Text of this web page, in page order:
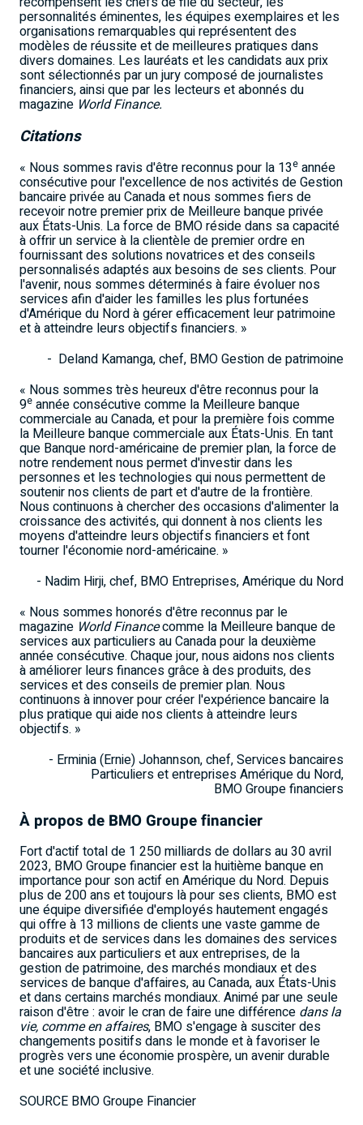
personnalités éminentes, les équipes exemplaires et les
organisations remarquables qui représentent des
modèles de réussite et de meilleures pratiques dans
divers domaines. Les lauréats et les candidats aux prix
sont sélectionnés par un jury composé de journalistes
financiers, ainsi que par les lecteurs et abonnés du
magazine World Finance.
Citations
« Nous sommes ravis d'être reconnus pour la 13e année
consécutive pour l'excellence de nos activités de Gestion
bancaire privée auCanadaet nous sommes fiers de
recevoir notre premier prix de Meilleure banque privée
aux États-Unis. La force de BMO réside dans sa capacité
à offrir un service à la clientèle de premier ordre en
fournissant des solutions novatrices et des conseils
personnalisés adaptés aux besoins de ses clients. Pour
l'avenir, nous sommes déterminés à faire évoluer nos
services afin d'aider les familles les plus fortunées
d'Amérique du Nord à gérer efficacement leur patrimoine
et à atteindre leurs objectifs financiers. »
- Deland Kamanga, chef, BMO Gestion de patrimoine
« Nous sommes très heureux d'être reconnus pour la
9e année consécutive comme la Meilleure banque
commerciale auCanada, et pour la première fois comme
la Meilleure banque commerciale aux États-Unis. En tant
que Banque nord-américaine de premier plan, la force de
notre rendement nous permet d'investir dans les
personnes et les technologies qui nous permettent de
soutenir nos clients de part et d'autre de la frontière.
Nous continuons à chercher des occasions d'alimenter la
croissance des activités, qui donnent à nos clients les
moyens d'atteindre leurs objectifs financiers et font
tourner l'économie nord-américaine. »
- Nadim Hirji, chef, BMO Entreprises, Amérique du Nord
« Nous sommes honorés d'être reconnus par le
magazine World Financecomme la Meilleure banque de
services aux particuliers auCanadapour la deuxième
année consécutive. Chaque jour, nous aidons nos clients
à améliorer leurs finances grâce à des produits, des
services et des conseils de premier plan. Nous
continuons à innover pour créer l'expérience bancaire la
plus pratique qui aide nos clients à atteindre leurs
objectifs. »
- Erminia (Ernie) Johannson, chef, Services bancaires
Particuliers et entreprises Amérique du Nord,
BMO Groupe financiers
À propos de BMO Groupe financier
Fort d'actif total de 1 250 milliards de dollars au 30 avril
2023, BMO Groupe financier est la huitième banque en
importance pour son actif en Amérique du Nord. Depuis
plus de 200 ans et toujours là pour ses clients, BMO est
une équipe diversifiée d'employés hautement engagés
qui offre à 13 millions de clients une vaste gamme de
produits et de services dans les domaines des services
bancaires aux particuliers et aux entreprises, de la
gestion de patrimoine, des marchés mondiaux et des
services de banque d'affaires, auCanada, aux États-Unis
et dans certains marchés mondiaux. Animé par une seule
raison d'être : avoir le cran de faire une différence dans la
vie, comme en affaires, BMO s'engage à susciter des
changements positifs dans le monde et à favoriser le
progrès vers une économie prospère, un avenir durable
et une société inclusive.
SOURCE BMO Groupe Financier